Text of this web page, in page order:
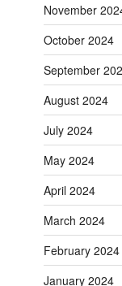
November
October 2024
September
August 2024
July 2024
May 2024
April 2024
March 2024
February 2024
January 2024